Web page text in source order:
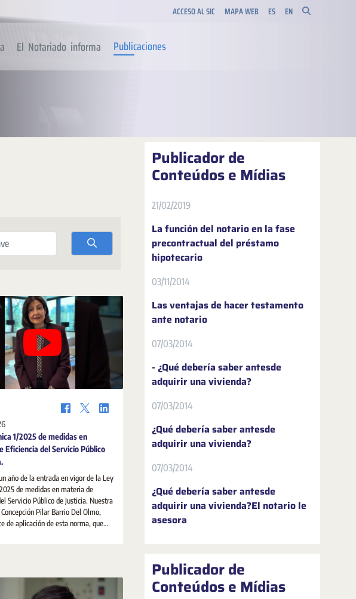
ACCESO AL SIC MAPA WEB ES EN
El Notariado informa Publicaciones
1/2025 de medidas en
Eficiencia del Servicio Público
año de la entrada en vigor de la Ley
de medidas en materia de
Servicio Público de Justicia. Nuestra
Pilar Barrio Del Olmo,
de aplicación de esta norma, que
Publicador de
Conteúdos e Mídias
21/02/2019
La función del notario en la fase
precontractual del préstamo
hipotecario
03/11/2014
Las ventajas de hacer testamento
ante notario
07/03/2014
- ¿Qué debería saber antesde
adquirir una vivienda?
07/03/2014
¿Qué debería saber antesde
adquirir una vivienda?
07/03/2014
¿Qué debería saber antesde
adquirir una vivienda?El notario le
asesora
Publicador de
Conteúdos e Mídias